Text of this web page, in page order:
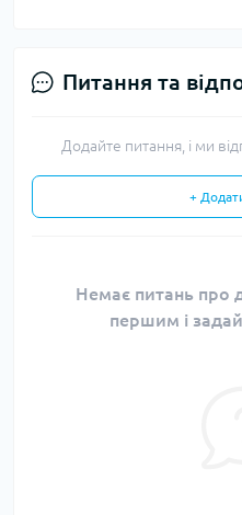
Питання та
Додайте питання, і ми
+
Немає питань про
першим і